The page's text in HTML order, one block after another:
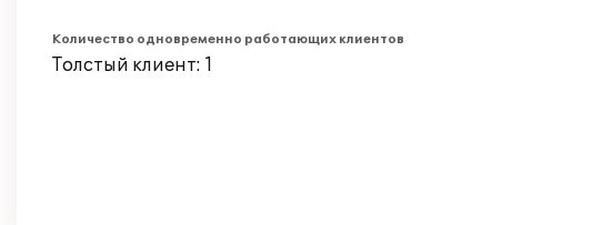
Количество одновременно работающих клиентов
Толстый клиент: 1